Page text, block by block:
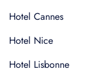
Hotel Cannes
Hotel Nice
Hotel Lisbonne